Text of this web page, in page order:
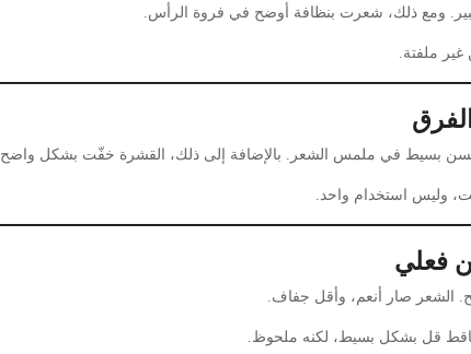
ومع ذلك، شعرت بنظافة أوضح في فروة الرأس.
غير ملفتة.
الفرق
تحسن بسيط في ملمس الشعر. بالإضافة إلى ذلك، القشرة خفّت بشكل واضح.
وليس استخدام واحد.
فعلي
الشعر صار أنعم، وأقل جفاف.
قل بشكل بسيط، لكنه ملحوظ.